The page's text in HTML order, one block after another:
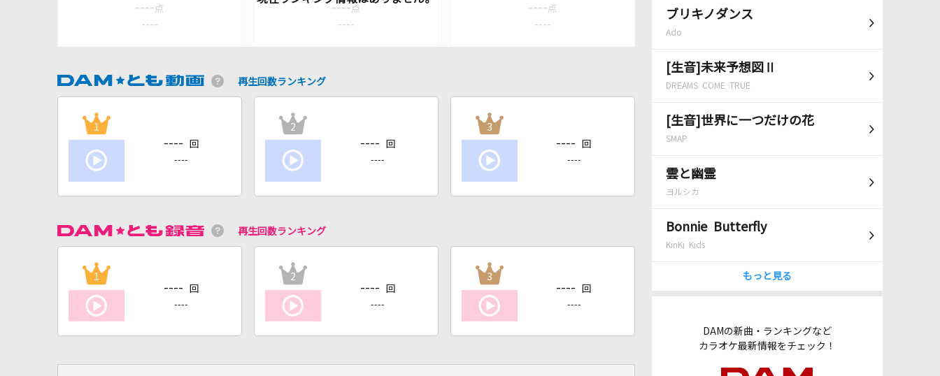
ブリキノダンス
Ado
[生音]未来予想図Ⅱ
DREAMS COME TRUE
[生音]世界に一つだけの花
SMAP
雲と幽霊
ヨルシカ
Bonnie Butterfly
KinKi Kids
もっと見る
DAMの新曲・ランキングなど
カラオケ最新情報をチェック！
---- 点
----
---- 点
----
---- 点
----
再生回数ランキング
1
---- 回
----
2
---- 回
----
3
---- 回
----
再生回数ランキング
1
---- 回
----
2
---- 回
----
3
---- 回
----